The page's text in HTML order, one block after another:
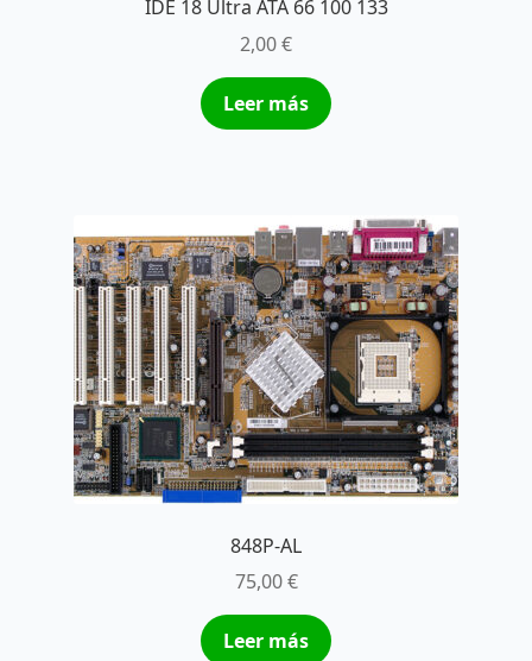
IDE 18 Ultra ATA 66 100 133
2,00€
Leer más
848P-AL
75,00€
Leer más